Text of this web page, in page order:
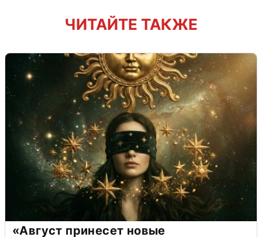
ЧИТАЙТЕ ТАКЖЕ
«Август принесет новые